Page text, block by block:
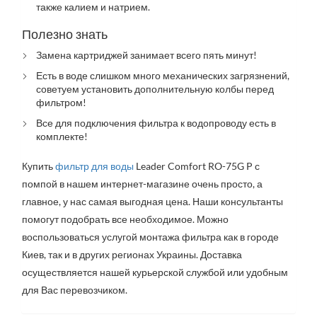
также калием и натрием.
Полезно знать
Замена картриджей занимает всего пять минут!
Есть в воде слишком много механических загрязнений,
советуем установить дополнительную колбы перед
фильтром!
Все для подключения фильтра к водопроводу есть в
комплекте!
Купитьфильтр для воды Leader Comfort RO-75G P с
помпой в нашем интернет-магазине очень просто, а
главное, у нас самая выгодная цена. Наши консультанты
помогут подобрать все необходимое. Можно
воспользоваться услугой монтажа фильтра как в городе
Киев, так и в других регионах Украины. Доставка
осуществляется нашей курьерской службой или удобным
для Вас перевозчиком.